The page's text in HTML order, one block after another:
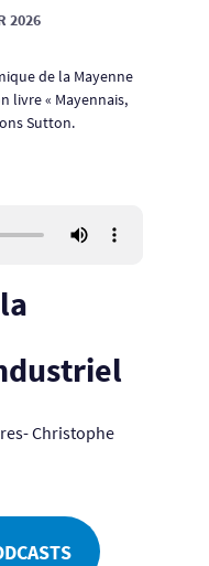
2026
de la Mayenne
livre « Mayennais,
Sutton.
Christophe